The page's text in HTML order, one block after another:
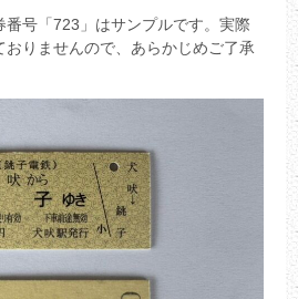
号「723」はサンプルです。実際
りませんので、あらかじめご了承